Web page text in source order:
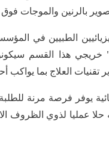
بالرنين والموجات
الطبيين في
هذا القسم
العلاج بما يواكب
يوفر فرصة مرنة
عمليا لذوي الظروف